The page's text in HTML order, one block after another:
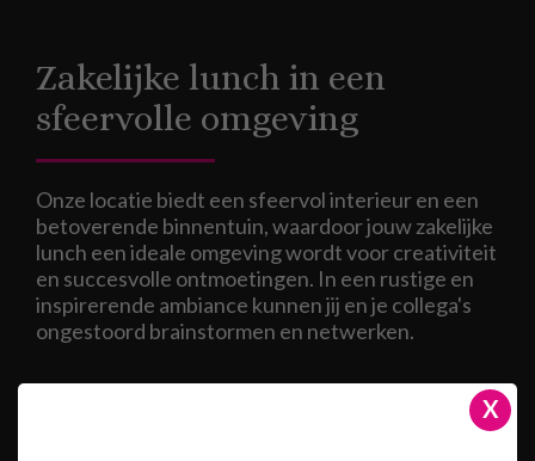
Zakelijke lunch in een
sfeervolle omgeving
Onze locatie biedt een sfeervol interieur en een
betoverende binnentuin, waardoor jouw zakelijke
lunch een ideale omgeving wordt voor creativiteit
en succesvolle ontmoetingen. In een rustige en
inspirerende ambiance kunnen jij en je collega's
ongestoord brainstormen en netwerken.
X